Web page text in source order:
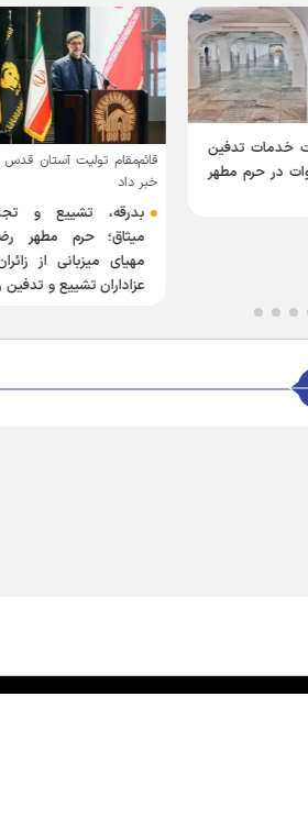
خدمات تدفین
در حرم مطهر
قائم‌مقام تولیت آستان
خبر داد
بدرقه، تشییع و
میثاق؛ حرم مطهر
مهیای میزبانی از
عزاداران تشییع و تدفین